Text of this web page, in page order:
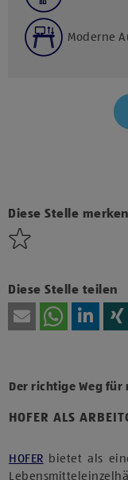
Moderne
Diese Stelle merken
Diese Stelle teilen
HOFER ALS
Der richtige Weg für
HOFER bietet als